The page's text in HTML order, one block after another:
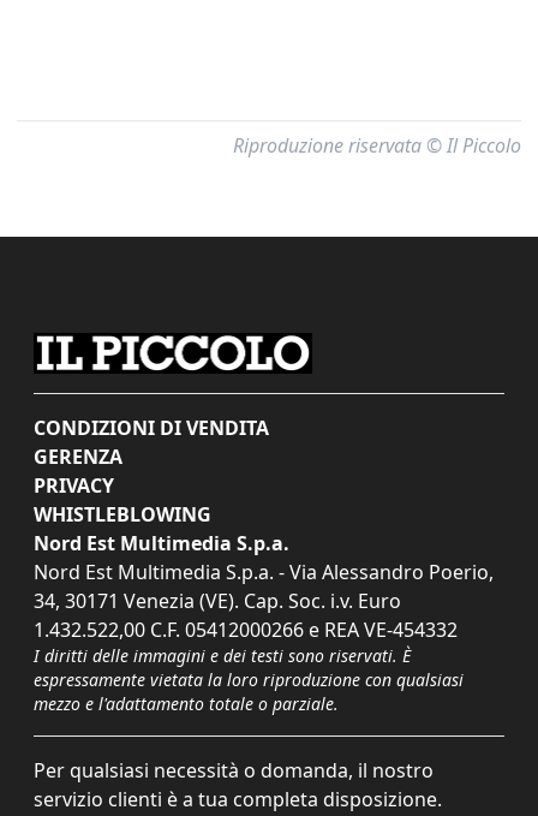
Riproduzione riservata © Il Piccolo
CONDIZIONI DI VENDITA
GERENZA
PRIVACY
WHISTLEBLOWING
Nord Est Multimedia S.p.a.
Nord Est Multimedia S.p.a. - Via Alessandro Poerio,
34, 30171 Venezia (VE). Cap. Soc. i.v. Euro
1.432.522,00 C.F. 05412000266 e REA VE-454332
I diritti delle immagini e dei testi sono riservati. È
espressamente vietata la loro riproduzione con qualsiasi
mezzo e l'adattamento totale o parziale.
Per qualsiasi necessità o domanda, il nostro
servizio clienti è a tua completa disposizione.